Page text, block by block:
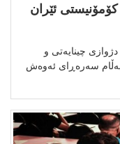
ئێران
چینایەتی و
بەڵام سەرەڕای ئەوەش